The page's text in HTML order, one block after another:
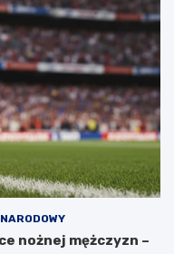
nożnej mężczyzn –